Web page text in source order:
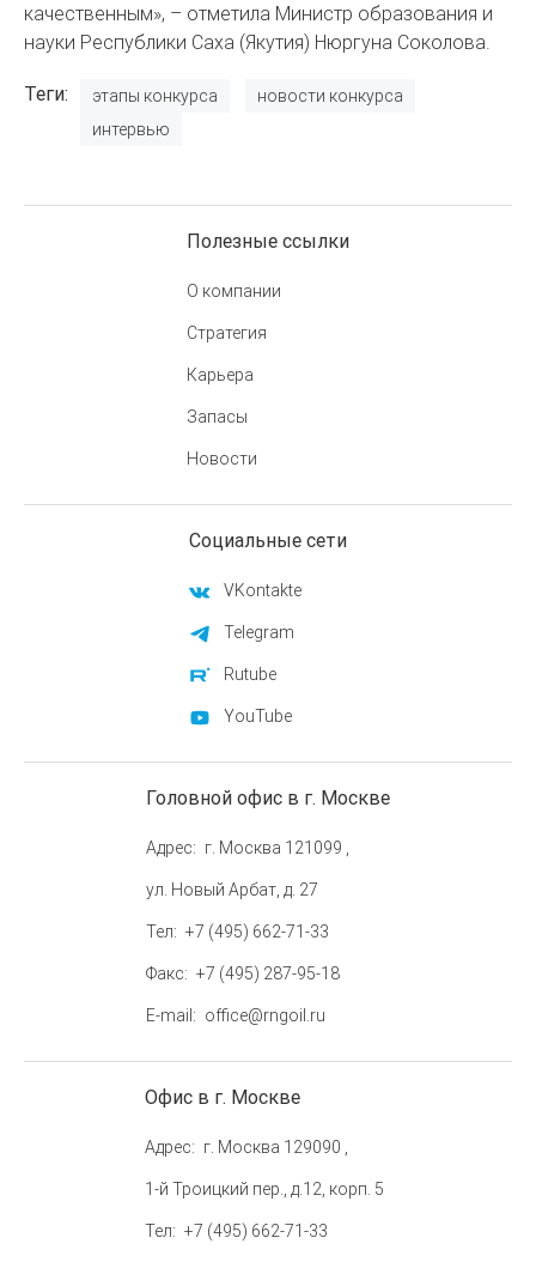
качественным», – отметила Министр образования и
науки Республики Саха (Якутия) Нюргуна Соколова.
Теги этапы конкурса
новости конкурса
интервью
Полезные ссылки
О компании
Стратегия
Карьера
Запасы
Новости
Социальные сети
VKontakte
Telegram
Rutube
YouTube
Головной офис в г. Москве
Адрес
г. Москва 121099 ,
ул. Новый Арбат, д. 27
Тел
+7 (495) 662-71-33
Факс
+7 (495) 287-95-18
E-mail
office@rngoil.ru
Офис в г. Москве
Адрес
г. Москва 129090 ,
1-й Троицкий пер., д.12, корп. 5
Тел
+7 (495) 662-71-33